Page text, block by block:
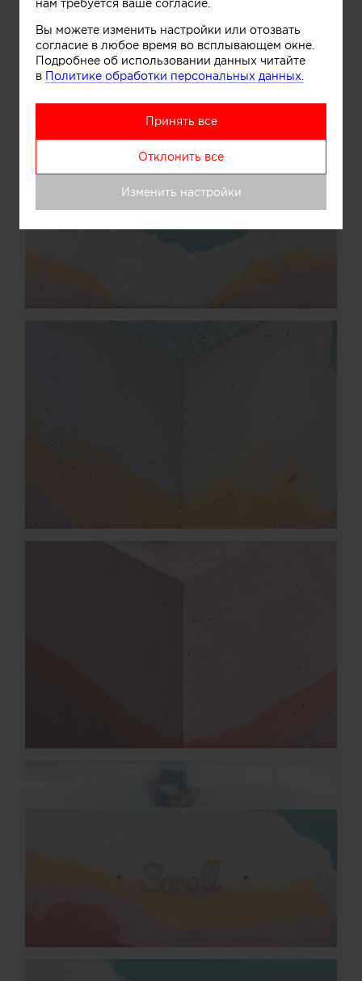
нам требуется ваше согласие.
Вы можете изменить настройки или отозвать
согласие в любое время во всплывающем окне.
Подробнее об использовании данных читайте
в Политике обработки персональных данных.
Принять все
Отклонить все
Изменить настройки